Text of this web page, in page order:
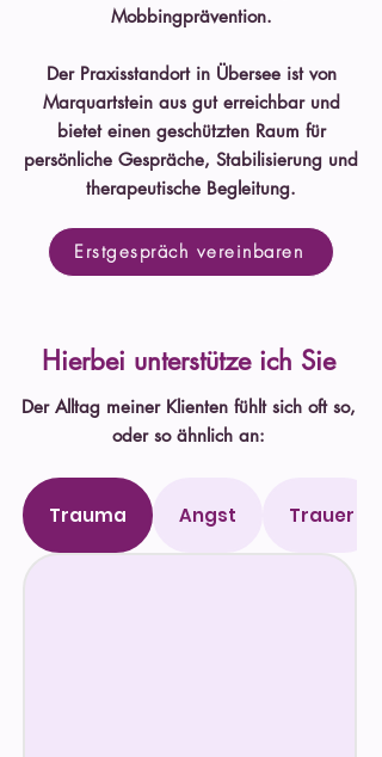
Mobbingprävention.
Der Praxisstandort in Übersee ist von
Marquartstein aus gut erreichbar und
bietet einen geschützten Raum für
persönliche Gespräche, Stabilisierung und
therapeutische Begleitung.
Erstgespräch vereinbaren
Hierbei unterstütze ich Sie
Der Alltag meiner Klienten fühlt sich oft so,
oder so ähnlich an:
Trauma Angst Trauer